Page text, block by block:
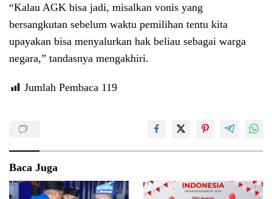
“Kalau AGK bisa jadi, misalkan vonis yang
bersangkutan sebelum waktu pemilihan tentu kita
upayakan bisa menyalurkan hak beliau sebagai warga
negara,” tandasnya mengakhiri.
Jumlah Pembaca 119
Baca Juga